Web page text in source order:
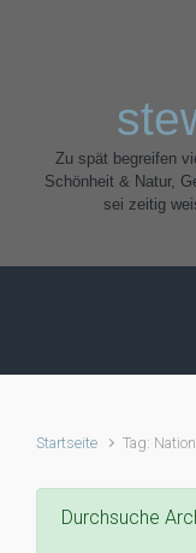
Zu spät begreifen
Schönheit & Natur,
sei zeitig
Startseite Tag:
Durchsuche